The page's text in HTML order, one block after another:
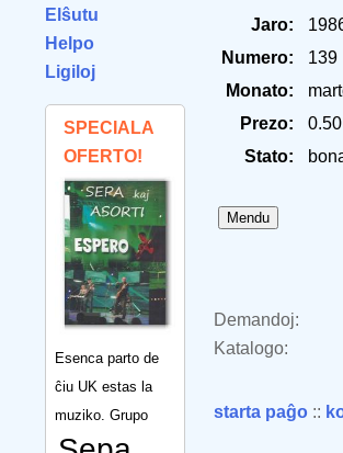
Elŝutu
Helpo
Ligiloj
SPECIALA
OFERTO!
Esenca parto de
ĉiu UK estas la
muziko. Grupo
Jaro:
Numero:
139
Monato:
Prezo:
Stato:
Demandoj:
Katalogo:
starta paĝo ::